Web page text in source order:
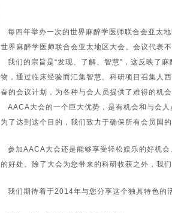
每四年举办一次的世界麻醉学医师联合会亚太
世界麻醉学医师联合会亚太地区大会。会议代表
我们的宗旨是“发现、了解、智慧”，这反映了
物，通过临床经验而汇集智慧。科研项目召集人
奋的会议计划，为各种与会人员提供了难得的机
AACA大会的一个巨大优势，是有机会和与会人
为了达到这个目的，我们致力于确保所有会员国
参加AACA大会还是能够享受轻松娱乐的好机
的好处。除了大会为您带来的科研收获之外，我
我们期待着于2014年与您分享这个独具特色的